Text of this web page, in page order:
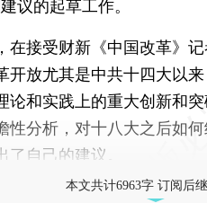
议的起草工作。
接受财新《中国改革》记
开放尤其是中共十四大以
论和实践上的重大创新和
性分析，对十八大之后如
了自己的建议。
本文共计6963字 订阅后